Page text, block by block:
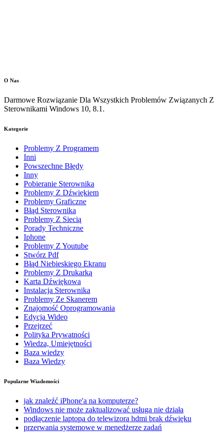
O Nas
Darmowe Rozwiązanie Dla Wszystkich Problemów Związanych Z
Sterownikami Windows 10, 8.1.
Kategorie
Problemy Z Programem
Inni
Powszechne Błędy
Inny
Pobieranie Sterownika
Problemy Z Dźwiękiem
Problemy Graficzne
Błąd Sterownika
Problemy Z Siecią
Porady Techniczne
Iphone
Problemy Z Youtube
Stwórz Pdf
Błąd Niebieskiego Ekranu
Problemy Z Drukarką
Karta Dźwiękowa
Instalacja Sterownika
Problemy Ze Skanerem
Znajomość Oprogramowania
Edycja Wideo
Przejrzeć
Polityka Prywatności
Wiedza, Umiejętności
Baza wiedzy
Baza Wiedzy
Popularne Wiadomości
jak znaleźć iPhone'a na komputerze?
Windows nie może zaktualizować usługa nie działa
podłączenie laptopa do telewizora hdmi brak dźwięku
przerwania systemowe w menedżerze zadań